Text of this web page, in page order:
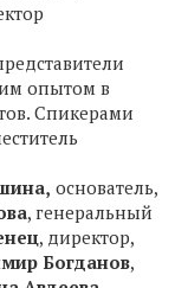
опытом в
Спикерами
основатель,
, генеральный
, директор,
Богданов,